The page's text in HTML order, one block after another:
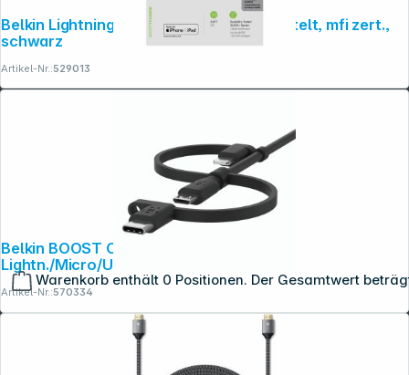
Warenkorb enthält 0 Positionen. Der Gesamtwert
Belkin Lightning/USB-C Kabel 2m ummantelt, mfi zert.,
schwarz
Artikel-Nr.:529013
Belkin BOOST Charge Univ. Kabel 1,2m
Lightn./Micro/USB-C - USB-A
Artikel-Nr.:570334